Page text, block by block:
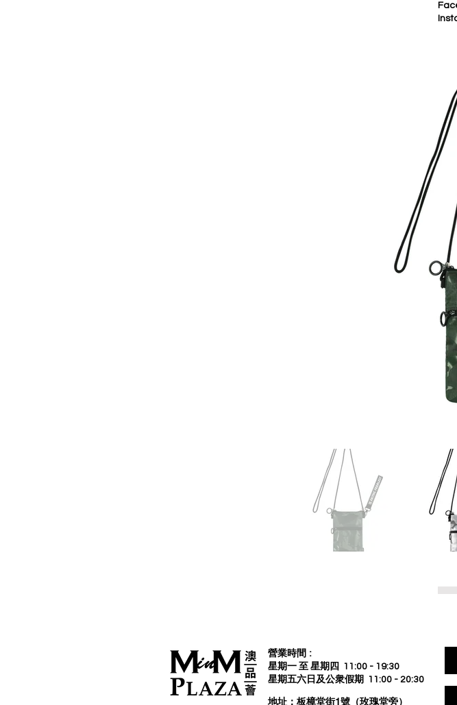
營業時間 :
星期一 至 星期四 11:00 - 19:30
星期五六日及公衆假期 11:00 - 20:30
​地址：板樟堂街1號（玫瑰堂旁）